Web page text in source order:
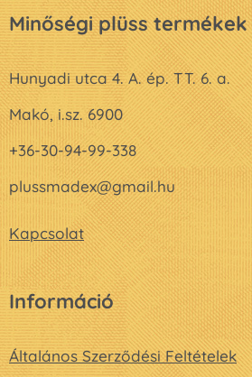
Minőségi plüss termékek
Hunyadi utca 4. A. ép. TT. 6. a.
Makó, i.sz. 6900
+36-30-94-99-338
plussmadex@gmail.hu
Kapcsolat
Információ
Általános Szerződési Feltételek